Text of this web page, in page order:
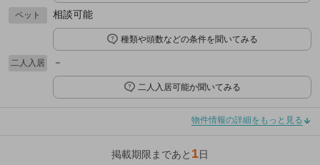
ペット 相談可能
種類や頭数などの条件を聞いてみる
二人入居 －
二人入居可能か聞いてみる
物件情報の詳細をもっと見る
掲載期限まであと 1日